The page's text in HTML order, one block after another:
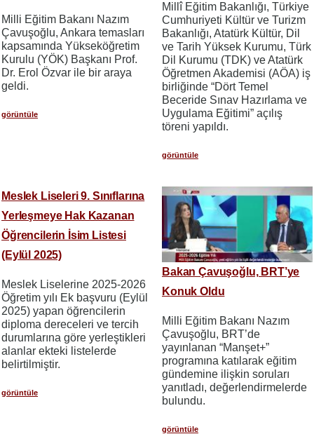
Milli Eğitim Bakanı Nazım
Çavuşoğlu, Ankara temasları
kapsamında Yükseköğretim
Kurulu (YÖK) Başkanı Prof.
Dr. Erol Özvar ile bir araya
geldi.
görüntüle
Millî Eğitim Bakanlığı, Türkiye
Cumhuriyeti Kültür ve Turizm
Bakanlığı, Atatürk Kültür, Dil
ve Tarih Yüksek Kurumu, Türk
Dil Kurumu (TDK) ve Atatürk
Öğretmen Akademisi (AÖA) iş
birliğinde “Dört Temel
Beceride Sınav Hazırlama ve
Uygulama Eğitimi” açılış
töreni yapıldı.
görüntüle
Meslek Liseleri 9. Sınıflarına
Yerleşmeye Hak Kazanan
Öğrencilerin İsim Listesi
(Eylül 2025)
Meslek Liselerine 2025-2026
Öğretim yılı Ek başvuru (Eylül
2025) yapan öğrencilerin
diploma dereceleri ve tercih
durumlarına göre yerleştikleri
alanlar ekteki listelerde
belirtilmiştir.
görüntüle
Bakan Çavuşoğlu, BRT’ye
Konuk Oldu
Milli Eğitim Bakanı Nazım
Çavuşoğlu, BRT’de
yayınlanan “Manşet+”
programına katılarak eğitim
gündemine ilişkin soruları
yanıtladı, değerlendirmelerde
bulundu.
görüntüle